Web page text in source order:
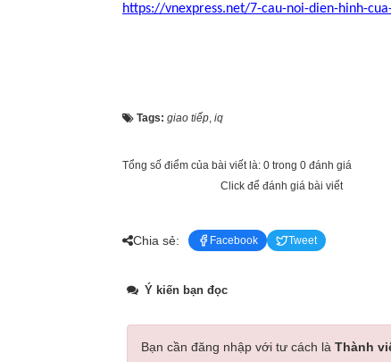
https://vnexpress.net/7-cau-noi-dien-hinh-
Tags: giao tiếp, iq
Tổng số điểm của bài viết là: 0 trong 0 đánh giá
Click để đánh giá bài viết
Chia sẻ: Facebook Tweet
Ý kiến bạn đọc
Bạn cần đăng nhập với tư cách là Thành